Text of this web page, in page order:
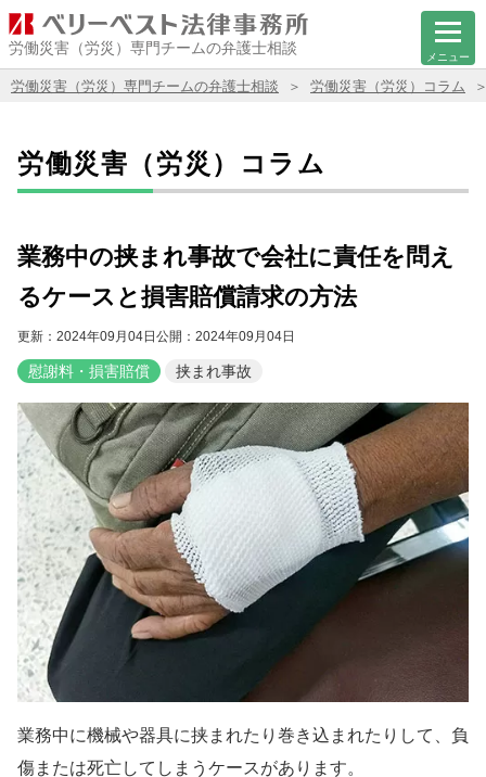
労働災害（労災）専門チームの弁護士相談
メニュー
労働災害（労災）専門チームの弁護士相談 労働災害（労災）コラム
労働災害（労災）コラム
業務中の挟まれ事故で会社に責任を問え
るケースと損害賠償請求の方法
更新：2024年09月04日公開：2024年09月04日
慰謝料・損害賠償 挟まれ事故
業務中に機械や器具に挟まれたり巻き込まれたりして、負
傷または死亡してしまうケースがあります。